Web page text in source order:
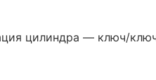
цилиндра — ключ/